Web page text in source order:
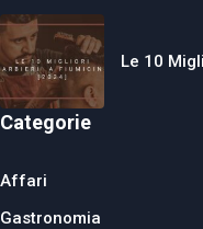
Le 10
Categorie
Affari
Gastronomia